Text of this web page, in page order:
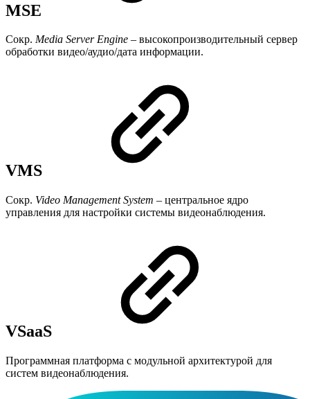
MSE
Сокр. Media Server Engine – высокопроизводительный сервер
обработки видео/аудио/дата информации.
VMS
Сокр. Video Management System – центральное ядро
управления для настройки системы видеонаблюдения.
VSaaS
Программная платформа с модульной архитектурой для
систем видеонаблюдения.